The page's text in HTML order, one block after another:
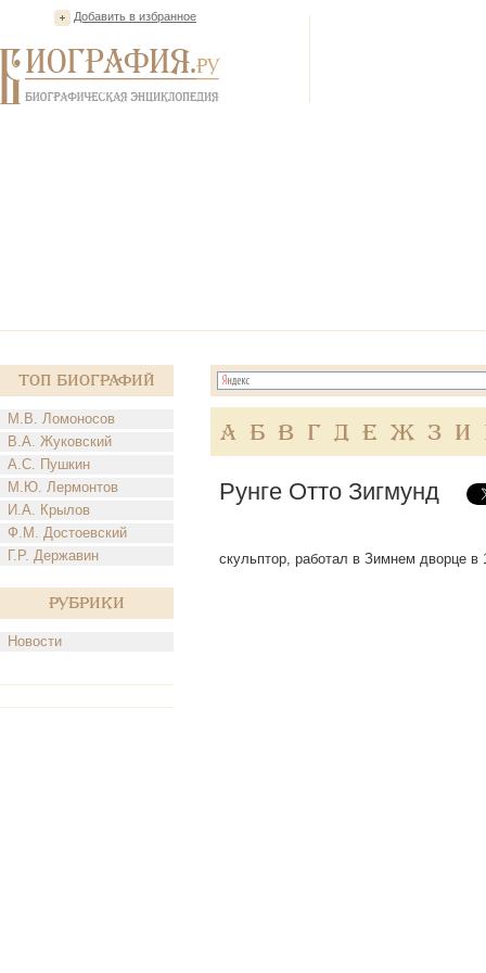
Добавить в избранное
Топ Биографий
М.В. Ломоносов
В.А. Жуковский
А.С. Пушкин
М.Ю. Лермонтов
И.А. Крылов
Ф.М. Достоевский
Г.Р. Державин
Рубрики
Новости
А Б В Г Д Е Ж З И
Рунге Отто Зигмунд
скульптор, работал в Зимнем дворце в